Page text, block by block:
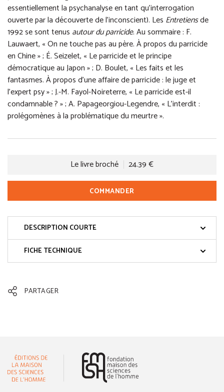
essentiellement la psychanalyse en tant qu’interrogation
ouverte par la découverte de l’inconscient). Les Entretiensde
1992 se sont tenus autour du parricide. Au sommaire : F.
Lauwaert, « On ne touche pas au père. À propos du parricide
en Chine » ; É. Seizelet, « Le parricide et le principe
démocratique au Japon » ; D. Boulet, « Les faits et les
fantasmes. À propos d’une affaire de parricide : le juge et
l’expert psy » ; J.-M. Fayol-Noireterre, « Le parricide est-il
condamnable ? » ; A. Papageorgiou-Legendre, « L’interdit :
prolégomènes à la problématique du meurtre ».
Le livre broché 24.39 €
COMMANDER
DESCRIPTION COURTE
FICHE TECHNIQUE
PARTAGER